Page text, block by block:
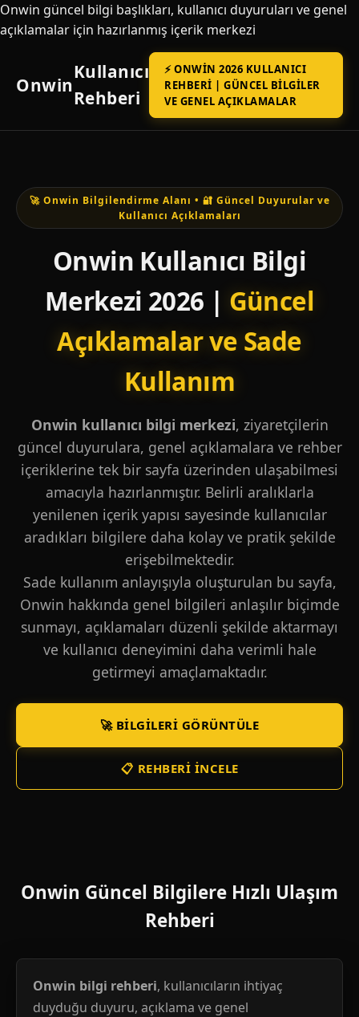
Onwin güncel bilgi başlıkları, kullanıcı duyuruları ve genel
açıklamalar için hazırlanmış içerik merkezi
Onwin
Kullanıcı
Rehberi
⚡ ONWIN 2026 KULLANICI
REHBERI | GÜNCEL BILGILER
VE GENEL AÇIKLAMALAR
🚀 Onwin Bilgilendirme Alanı • 🔐 Güncel Duyurular ve
Kullanıcı Açıklamaları
Onwin Kullanıcı Bilgi
Merkezi 2026 | Güncel
Açıklamalar ve Sade
Kullanım
Onwin kullanıcı bilgi merkezi, ziyaretçilerin
güncel duyurulara, genel açıklamalara ve rehber
içeriklerine tek bir sayfa üzerinden ulaşabilmesi
amacıyla hazırlanmıştır. Belirli aralıklarla
yenilenen içerik yapısı sayesinde kullanıcılar
aradıkları bilgilere daha kolay ve pratik şekilde
erişebilmektedir.
Sade kullanım anlayışıyla oluşturulan bu sayfa,
Onwin hakkında genel bilgileri anlaşılır biçimde
sunmayı, açıklamaları düzenli şekilde aktarmayı
ve kullanıcı deneyimini daha verimli hale
getirmeyi amaçlamaktadır.
🚀 BILGILERI GÖRÜNTÜLE
📋 REHBERI İNCELE
Onwin Güncel Bilgilere Hızlı Ulaşım
Rehberi
Onwin bilgi rehberi, kullanıcıların ihtiyaç
duyduğu duyuru, açıklama ve genel